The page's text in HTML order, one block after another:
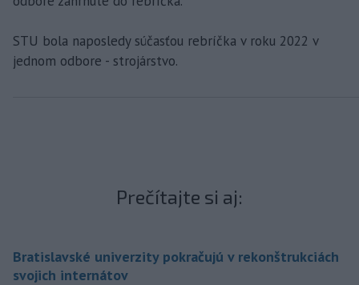
STU bola naposledy súčasťou rebríčka v roku 2022 v
jednom odbore - strojárstvo.
Prečítajte si aj:
Bratislavské univerzity pokračujú v rekonštrukciách
svojich internátov